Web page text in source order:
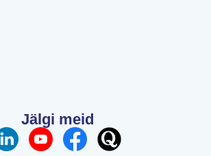
Jälgi meid